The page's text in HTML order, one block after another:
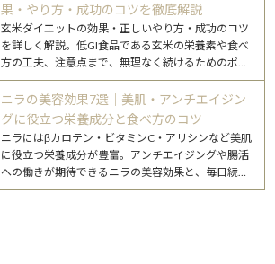
果・やり方・成功のコツを徹底解説
玄米ダイエットの効果・正しいやり方・成功のコツ
を詳しく解説。低GI食品である玄米の栄養素や食べ
方の工夫、注意点まで、無理なく続けるためのポイ
ントをまとめました。
ニラの美容効果7選｜美肌・アンチエイジン
グに役立つ栄養成分と食べ方のコツ
ニラにはβカロテン・ビタミンC・アリシンなど美肌
に役立つ栄養成分が豊富。アンチエイジングや腸活
への働きが期待できるニラの美容効果と、毎日続け
やすいレシピを詳しく紹介します。